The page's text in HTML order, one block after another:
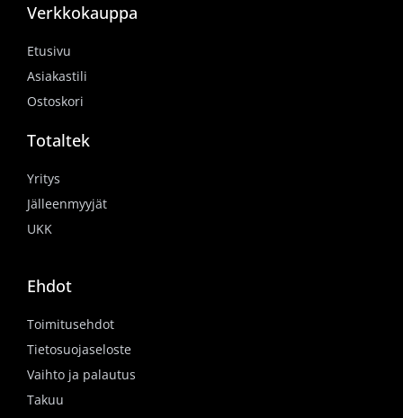
Verkkokauppa
Etusivu
Asiakastili
Ostoskori
Totaltek
Yritys
Jälleenmyyjät
UKK
Ehdot
Toimitusehdot
Tietosuojaseloste
Vaihto ja palautus
Takuu